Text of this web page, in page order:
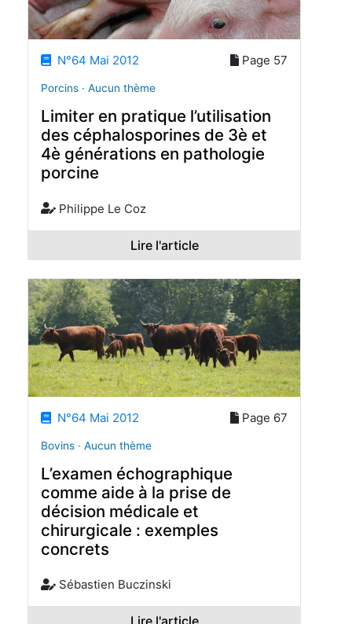
N°64 Mai 2012 Page 57
Porcins · Aucun thème
Limiter en pratique l’utilisation
des céphalosporines de 3è et
4è générations en pathologie
porcine
Philippe Le Coz
Lire l'article
N°64 Mai 2012 Page 67
Bovins · Aucun thème
L’examen échographique
comme aide à la prise de
décision médicale et
chirurgicale : exemples
concrets
Sébastien Buczinski